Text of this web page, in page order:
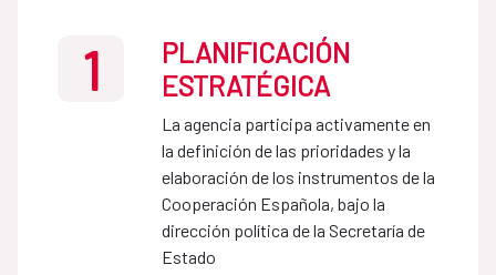
1
PLANIFICACIÓN
ESTRATÉGICA
La agencia participa activamente en
la definición de las prioridades y la
elaboración de los instrumentos de la
Cooperación Española, bajo la
dirección política de la Secretaría de
Estado